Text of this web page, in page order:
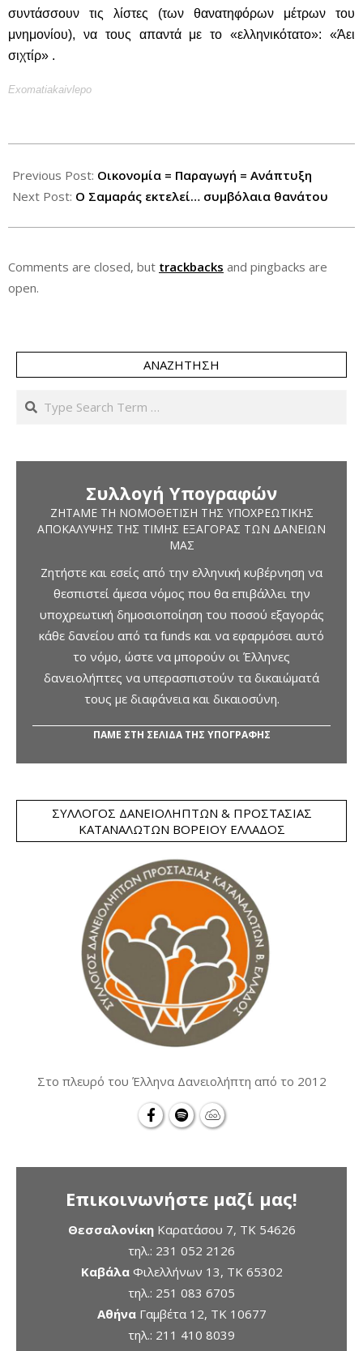
συντάσσουν τις λίστες (των θανατηφόρων μέτρων του
μνημονίου), να τους απαντά με το «ελληνικότατο»: «Άει
σιχτίρ» .
Exomatiakaivlepo
10-
19
Previous Post: Οικονομία = Παραγωγή = Ανάπτυξη
Next Post: Ο Σαμαράς εκτελεί… συμβόλαια θανάτου
Comments are closed, but trackbacks and pingbacks are
open.
ΑΝΑΖΉΤΗΣΗ
Search
Συλλογή Υπογραφών
ΖΗΤΆΜΕ ΤΗ ΝΟΜΟΘΈΤΙΣΗ ΤΗΣ ΥΠΟΧΡΕΩΤΙΚΉΣ
ΑΠΟΚΆΛΥΨΗΣ ΤΗΣ ΤΙΜΉΣ ΕΞΑΓΟΡΆΣ ΤΩΝ ΔΑΝΕΊΩΝ
ΜΑΣ
Ζητήστε και εσείς από την ελληνική κυβέρνηση να
θεσπιστεί άμεσα νόμος που θα επιβάλλει την
υποχρεωτική δημοσιοποίηση του ποσού εξαγοράς
κάθε δανείου από τα funds και να εφαρμόσει αυτό
το νόμο, ώστε να μπορούν οι Έλληνες
δανειολήπτες να υπερασπιστούν τα δικαιώματά
τους με διαφάνεια και δικαιοσύνη.
ΠΑΜΕ ΣΤΗ ΣΕΛΙΔΑ ΤΗΣ ΥΠΟΓΡΑΦΗΣ
ΣΎΛΛΟΓΟΣ ΔΑΝΕΙΟΛΗΠΤΏΝ & ΠΡΟΣΤΑΣΊΑΣ
ΚΑΤΑΝΑΛΩΤΏΝ ΒΟΡΕΊΟΥ ΕΛΛΆΔΟΣ
Στο πλευρό του Έλληνα Δανειολήπτη από το 2012
Επικοινωνήστε μαζί μας!
ΘεσσαλονίκηΚαρατάσου 7, TK 54626
τηλ.: 231 052 2126
ΚαβάλαΦιλελλήνων 13, ΤΚ 65302
τηλ.: 251 083 6705
ΑθήναΓαμβέτα 12, ΤΚ 10677
τηλ.: 211 410 8039